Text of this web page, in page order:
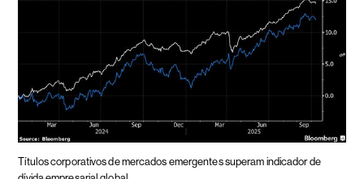
Títulos corporativos de mercados emergentes superam indicador de